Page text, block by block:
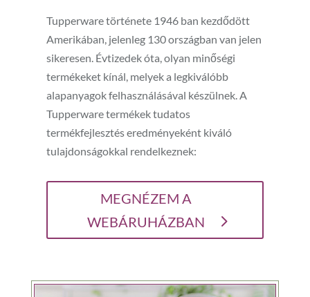
Tupperware története 1946 ban kezdődött
Amerikában, jelenleg 130 országban van jelen
sikeresen. Évtizedek óta, olyan minőségi
termékeket kínál, melyek a legkiválóbb
alapanyagok felhasználásával készülnek. A
Tupperware termékek tudatos
termékfejlesztés eredményeként kiváló
tulajdonságokkal rendelkeznek:
MEGNÉZEM A
WEBÁRUHÁZBAN